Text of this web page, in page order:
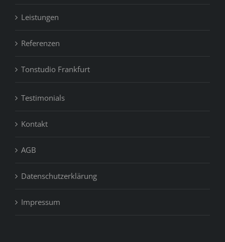
Leistungen
Referenzen
Tonstudio Frankfurt
Testimonials
Kontakt
AGB
Datenschutzerklärung
Impressum